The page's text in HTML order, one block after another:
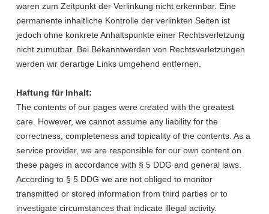
waren zum Zeitpunkt der Verlinkung nicht erkennbar. Eine
permanente inhaltliche Kontrolle der verlinkten Seiten ist
jedoch ohne konkrete Anhaltspunkte einer Rechtsverletzung
nicht zumutbar. Bei Bekanntwerden von Rechtsverletzungen
werden wir derartige Links umgehend entfernen.
Haftung für Inhalt:
The contents of our pages were created with the greatest
care. However, we cannot assume any liability for the
correctness, completeness and topicality of the contents. As a
service provider, we are responsible for our own content on
these pages in accordance with § 5 DDG and general laws.
According to § 5 DDG we are not obliged to monitor
transmitted or stored information from third parties or to
investigate circumstances that indicate illegal activity.